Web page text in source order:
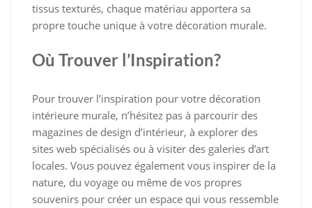
tissus texturés, chaque matériau apportera sa
propre touche unique à votre décoration murale.
Où Trouver l’Inspiration?
Pour trouver l’inspiration pour votre décoration
intérieure murale, n’hésitez pas à parcourir des
magazines de design d’intérieur, à explorer des
sites web spécialisés ou à visiter des galeries d’art
locales. Vous pouvez également vous inspirer de la
nature, du voyage ou même de vos propres
souvenirs pour créer un espace qui vous ressemble